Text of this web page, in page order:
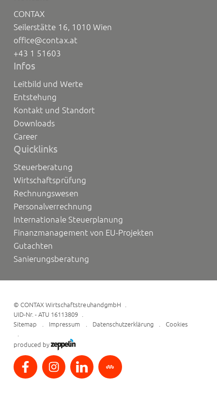
CONTAX
Seilerstätte 16, 1010 Wien
office@contax.at
+43 1 51603
Infos
Leitbild und Werte
Entstehung
Kontakt und Standort
Downloads
Career
Quicklinks
Steuerberatung
Wirtschaftsprüfung
Rechnungswesen
Personalverrechnung
Internationale Steuerplanung
Finanzmanagement von EU-Projekten
Gutachten
Sanierungsberatung
©CONTAX WirtschaftstreuhandgmbH
UID-Nr. - ATU 16113809
Sitemap
Impressum Datenschutzerklärung Cookies
produced by